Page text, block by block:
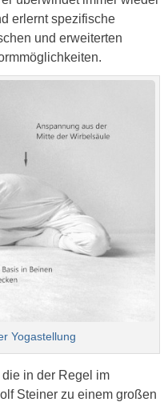
erlernt spezifische
und erweiterten
Yogastellung
in der Regel im
Steiner zu einem großen